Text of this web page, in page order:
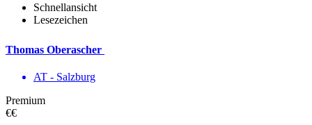
Schnellansicht
Lesezeichen
Thomas Oberascher
AT - Salzburg
Premium
€€